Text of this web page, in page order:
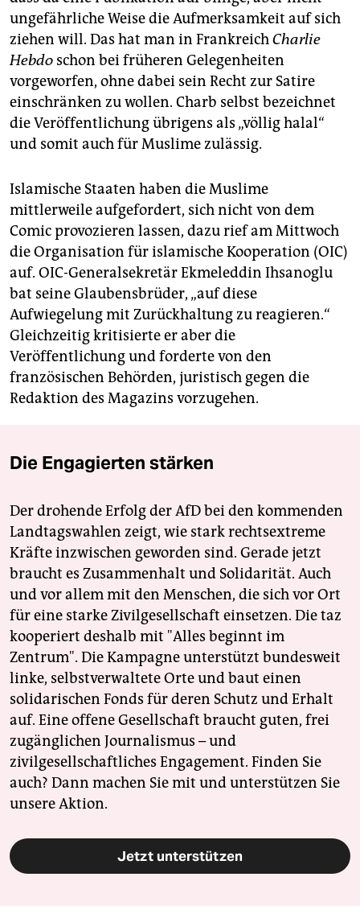
ungefährliche Weise die Aufmerksamkeit auf sich
ziehen will. Das hat man in FrankreichCharlie
Hebdo schon bei früheren Gelegenheiten
vorgeworfen, ohne dabei sein Recht zur Satire
einschränken zu wollen. Charb selbst bezeichnet
die Veröffentlichung übrigens als „völlig halal“
und somit auch für Muslime zulässig.
Islamische Staaten haben die Muslime
mittlerweile aufgefordert, sich nicht von dem
Comic provozieren lassen, dazu rief am Mittwoch
die Organisation für islamische Kooperation (OIC)
auf. OIC-Generalsekretär Ekmeleddin Ihsanoglu
bat seine Glaubensbrüder, „auf diese
Aufwiegelung mit Zurückhaltung zu reagieren.“
Gleichzeitig kritisierte er aber die
Veröffentlichung und forderte von den
französischen Behörden, juristisch gegen die
Redaktion des Magazins vorzugehen.
Die Engagierten stärken
Der drohende Erfolg der AfD bei den kommenden
Landtagswahlen zeigt, wie stark rechtsextreme
Kräfte inzwischen geworden sind. Gerade jetzt
braucht es Zusammenhalt und Solidarität. Auch
und vor allem mit den Menschen, die sich vor Ort
für eine starke Zivilgesellschaft einsetzen. Die taz
kooperiert deshalb mit "Alles beginnt im
Zentrum". Die Kampagne unterstützt bundesweit
linke, selbstverwaltete Orte und baut einen
solidarischen Fonds für deren Schutz und Erhalt
auf. Eine offene Gesellschaft braucht guten, frei
zugänglichen Journalismus – und
zivilgesellschaftliches Engagement. Finden Sie
auch? Dann machen Sie mit und unterstützen Sie
unsere Aktion.
Jetzt unterstützen